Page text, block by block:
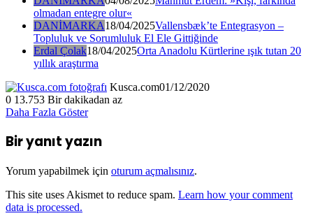
olmadan entegre olur«
DANİMARKA18/04/2025Vallensbæk’te Entegrasyon –
Topluluk ve Sorumluluk El Ele Gittiğinde
Erdal Çolak18/04/2025Orta Anadolu Kürtlerine ışık tutan 20
yıllık araştırma
Kusca.com01/12/2020
0 13.753 Bir dakikadan az
Daha Fazla Göster
Bir yanıt yazın
Yorum yapabilmek için oturum açmalısınız.
This site uses Akismet to reduce spam. Learn how your comment
data is processed.